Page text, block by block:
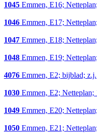
1045 Emmen, E16;
1046 Emmen, E17;
1047 Emmen, E18;
1048 Emmen, E19;
4076 Emmen, E2; bijblad; z.j.
1030 Emmen, E2; Netteplan;
1049 Emmen, E20;
1050 Emmen, E21;